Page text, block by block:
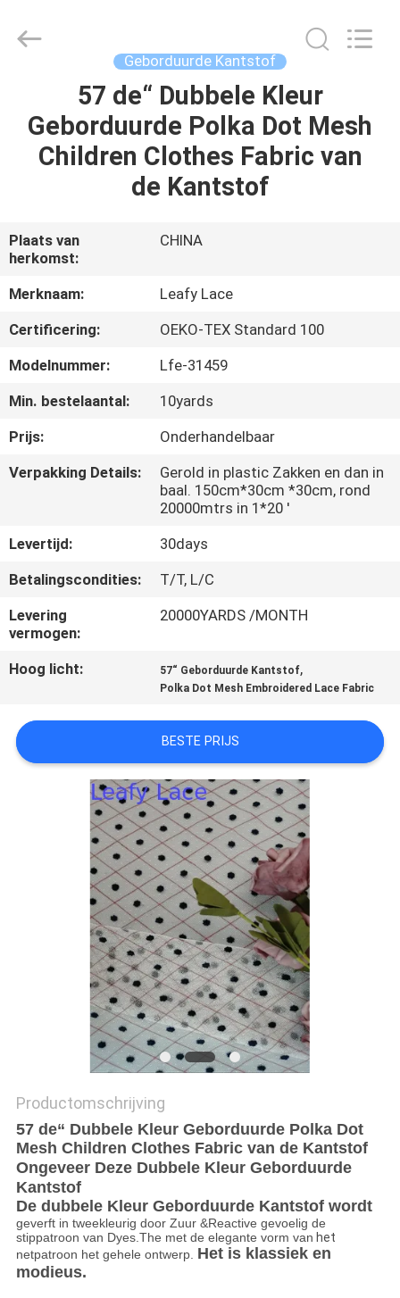
PRODUCTEN
ONS
FABRIEKSREIS
KWALITEITSCONTROLE
CONTACTEER
ONS
VRAAG
EEN
OFFERTE
AAN
PRIVACYBELEID
Ltd..
Geborduurde Kantstof
57 de“ Dubbele Kleur
Geborduurde Polka Dot Mesh
Children Clothes Fabric van
de Kantstof
Plaats van
herkomst:
CHINA
Merknaam:
Leafy Lace
Certificering:
OEKO-TEX Standard 100
Modelnummer:
Lfe-31459
Min. bestelaantal:
10yards
Prijs:
Onderhandelbaar
Verpakking Details:
Gerold in plastic Zakken en dan in
baal. 150cm*30cm *30cm, rond
20000mtrs in 1*20 '
Levertijd:
30days
Betalingscondities:
T/T, L/C
Levering
vermogen:
20000YARDS /MONTH
Hoog licht: 57“ Geborduurde Kantstof,
Polka Dot Mesh Embroidered Lace Fabric
BESTE PRIJS
Productomschrijving
57 de“ Dubbele Kleur Geborduurde Polka Dot
Mesh Children Clothes Fabric van de Kantstof
Ongeveer Deze Dubbele Kleur Geborduurde
Kantstof
De dubbele Kleur Geborduurde Kantstof wordt
geverft in tweekleurig door Zuur &Reactive gevoelig de
stippatroon van Dyes.The met de elegante vorm van het
netpatroon het gehele ontwerp. Het is klassiek en
modieus.